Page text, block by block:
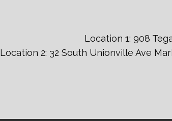
Location 1: 908
Location 2: 32 South Unionville Ave